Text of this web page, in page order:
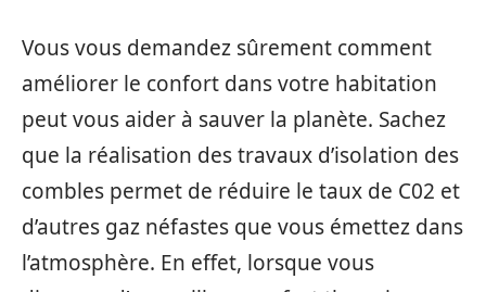
Vous vous demandez sûrement comment
améliorer le confort dans votre habitation
peut vous aider à sauver la planète. Sachez
que la réalisation des travaux d’isolation des
combles permet de réduire le taux de C02 et
d’autres gaz néfastes que vous émettez dans
l’atmosphère. En effet, lorsque vous